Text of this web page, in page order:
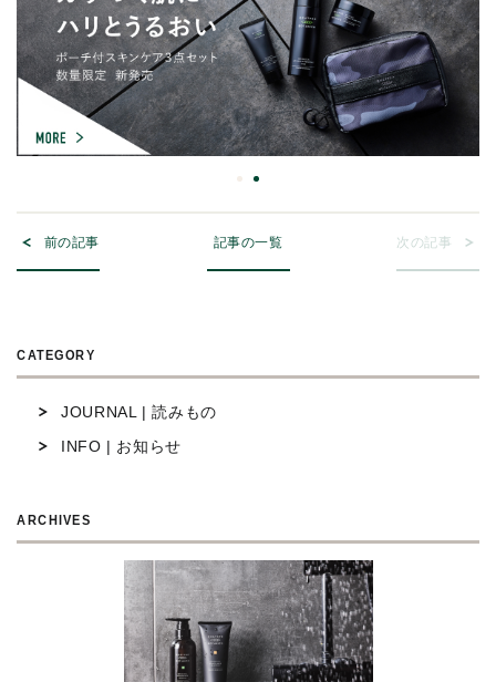
前の記事 記事の一覧 次の記事
CATEGORY
JOURNAL | 読みもの
INFO | お知らせ
ARCHIVES